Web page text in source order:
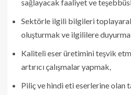
sağlayacak faaliyet ve
Sektörle ilgili bilgileri
oluşturmak ve ilgililere
Kaliteli eser üretimini teşvik
artırıcı çalışmalar yapmak,
Piliç ve hindi eti eserlerine olan